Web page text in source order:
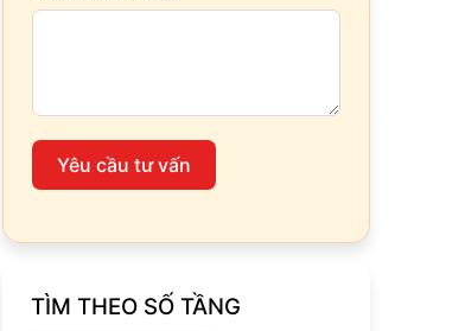
Yêu cầu tư vấn
TÌM THEO SỐ TẦNG